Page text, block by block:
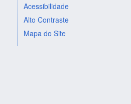
Acessibilidade
Alto Contraste
Mapa do Site